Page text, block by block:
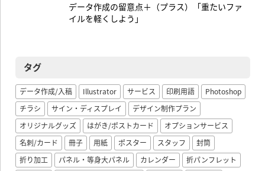
データ作成の留意点＋（プラス）「重たいファ
イルを軽くしよう」
タグ
データ作成/入稿 Illustrator サービス 印刷用語
Photoshop
チラシ
サイン・ディスプレイ
デザイン制作プラン
オリジナルグッズ
はがき/ポストカード
オプションサービス
名刺/カード
冊子 用紙 ポスター スタッフ
封筒
折り加工
パネル・等身大パネル カレンダー
折パンフレット